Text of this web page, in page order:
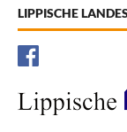
LIPPISCHE